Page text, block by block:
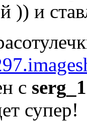
)) и
с
супер!